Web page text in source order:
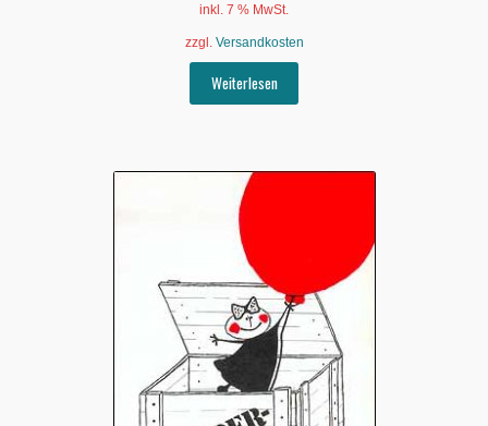
inkl. 7 % MwSt.
zzgl. Versandkosten
Weiterlesen